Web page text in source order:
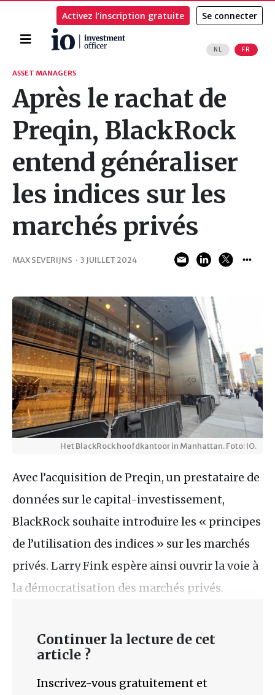
Accueil
NL FR
Activez l’inscription gratuite Se connecter
Rechercher
ASSET MANAGERS
Après le rachat de
Preqin, BlackRock
entend généraliser
les indices sur les
marchés privés
MAX SEVERIJNS · 3 JUILLET 2024
Het BlackRock hoofdkantoor in Manhattan. Foto: IO.
Avec l’acquisition de Preqin, un prestataire de
données sur le capital-investissement,
BlackRock souhaite introduire les « principes
de l’utilisation des indices » sur les marchés
privés. Larry Fink espère ainsi ouvrir la voie à
la démocratisation des marchés privés.
Continuer la lecture de cet
article ?
Inscrivez-vous gratuitement et